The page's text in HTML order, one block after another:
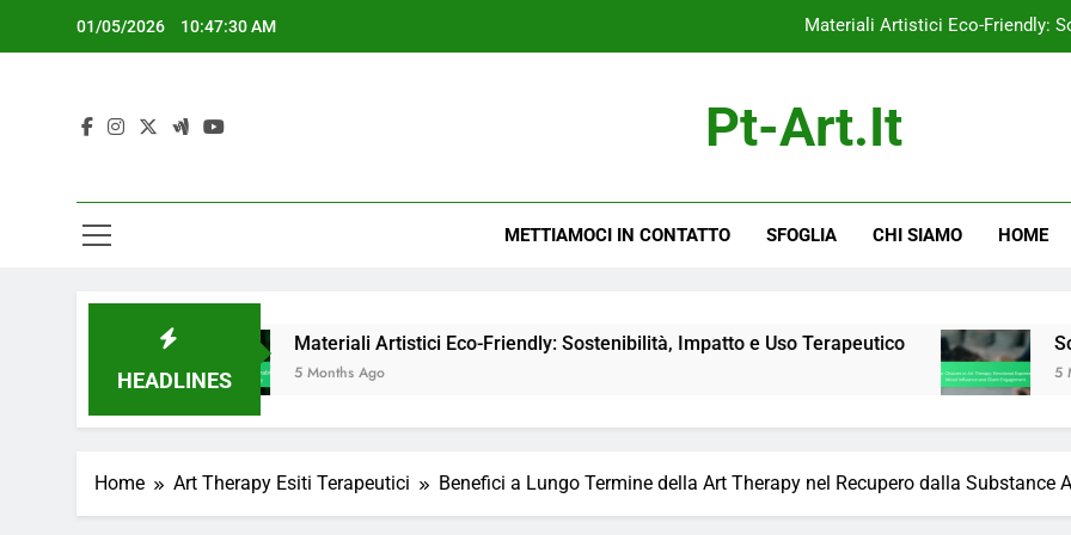
01/05/2026 10:47:31 AM
Materiali Artistici Eco-Friendly:
Art Therapy: Obiettivi Misurabili,
Materiali Artistici Eco-Friendly:
Art Therapy: Obiettivi Misurabili,
Pt-Art.it
METTIAMOCI IN CONTATTO SFOGLIA CHI SIAMO HOME
HEADLINES
Materiali Artistici Eco-Friendly: Sostenibilità, Impatto e Uso Terapeutico
5 Months Ago
Scelte di Colore
5 Months Ago
Home Art Therapy Esiti Terapeutici Benefici a Lungo Termine della Art Therapy nel Recupero dalla Substance